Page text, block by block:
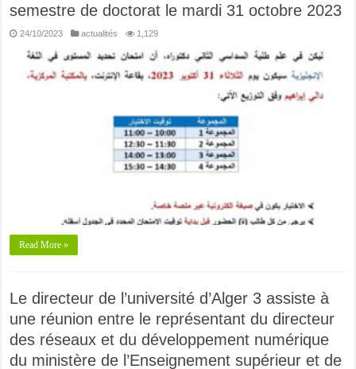
semestre de doctorat le mardi 31 octobre 2023
24/10/2023 actualités 1,129
Read More »
Le directeur de l’université d’Alger 3 assiste à
une réunion entre le représentant du directeur
des réseaux et du développement numérique
du ministère de l’Enseignement supérieur et de